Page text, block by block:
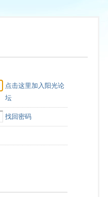
点击这里加入阳光论
坛
找回密码